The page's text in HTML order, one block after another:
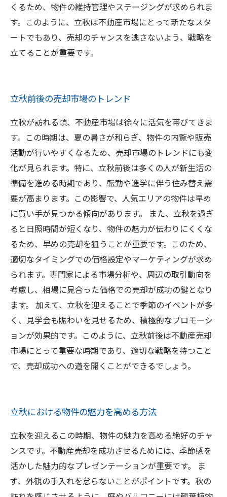
くるため、物件の維持管理やステージングが求められま
す。このように、立秋は不動産市場にとって新たなスタ
ートでもあり、売却のチャンスを逃さないよう、戦略を
立てることが重要です。
立秋前後の売却市場のトレンド
立秋が訪れる頃、不動産市場は徐々に活気を帯びてきま
す。この時期は、夏の暑さが和らぎ、物件の内覧や販売
活動が行いやすくなるため、売却市場のトレンドにも変
化が見られます。特に、立秋前後は多くの人が新生活の
準備を進める時期であり、転勤や進学に伴う住み替え需
要が高まります。この影響で、人気エリアの物件は早め
に買い手が見つかる傾向があります。 また、立秋を過ぎ
ると日照時間が短くなり、物件の魅力が伝わりにくくな
るため、早めの売却を狙うことが重要です。このため、
適切なタイミングでの価格設定やマーケティングが求め
られます。専門家による市場分析や、周辺の取引動向を
考慮し、相場に見合った価格での売却が成功の鍵となり
ます。 加えて、立秋を迎えることで季節のイベントが多
く、見学会も賑わいを見せるため、積極的なプロモーシ
ョンが効果的です。このように、立秋前後は不動産売却
市場にとって重要な時期であり、適切な戦略を持つこと
で、売却成功への道を開くことができるでしょう。
立秋における物件の魅力を高める方法
立秋を迎えるこの時期、物件の魅力を高める絶好のチャ
ンスです。不動産売却を成功させるためには、季節感を
活かした魅力的なプレゼンテーションが重要です。 ま
ず、外観の手入れを怠らないことがポイントです。秋の